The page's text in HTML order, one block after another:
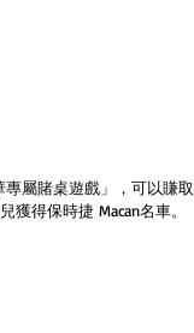
屬賭桌遊戲」，可以賺取
得保時捷 Macan名車。